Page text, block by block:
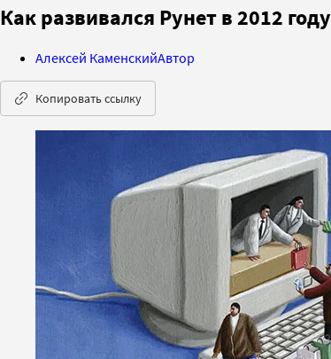
Как развивался Рунет в 2012 году
Алексей КаменскийАвтор
Копировать ссылку